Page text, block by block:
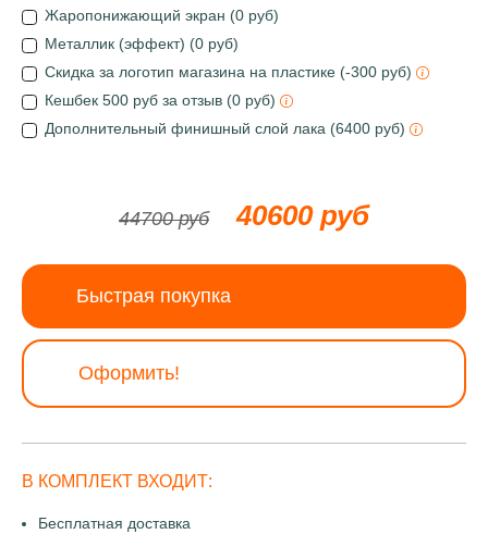
Жаропонижающий экран (0 руб)
Металлик (эффект) (0 руб)
Скидка за логотип магазина на пластике (-300 руб)
Кешбек 500 руб за отзыв (0 руб)
Дополнительный финишный слой лака (6400 руб)
44700 руб 40600 руб
Быстрая покупка
Оформить!
В КОМПЛЕКТ ВХОДИТ:
Бесплатная доставка